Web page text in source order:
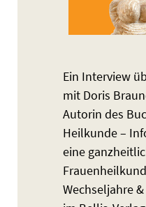
Ein Interview
mit Doris
Autorin des
Heilkunde –
eine
Wechseljahre